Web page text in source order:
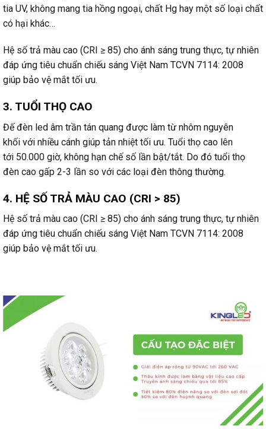
tia UV, không mang tia hồng ngoại, chất Hg hay một số loại chất
có hại khác…
Hệ số trả màu cao (CRI ≥ 85) cho ánh sáng trung thực, tự nhiên
đáp ứng tiêu chuẩn chiếu sáng Việt Nam TCVN 7114: 2008
giúp bảo vệ mắt tối ưu.
3. TUỔI THỌ CAO
Đế đèn led âm trần tán quang được làm từ nhôm nguyên
khối với nhiều cánh giúp tản nhiệt tối ưu. Tuổi thọ cao lên
tới 50.000 giờ, không hạn chế số lần bật/tắt. Do đó tuổi thọ
đèn cao gấp 2-3 lần so với các loại đèn thông thường.
4. HỆ SỐ TRẢ MÀU CAO (CRI > 85)
Hệ số trả màu cao (CRI ≥ 85) cho ánh sáng trung thực, tự nhiên
đáp ứng tiêu chuẩn chiếu sáng Việt Nam TCVN 7114: 2008
giúp bảo vệ mắt tối ưu.